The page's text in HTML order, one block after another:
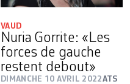
VAUD
Nuria Gorrite: «Les
forces de gauche
restent debout»
DIMANCHE 10 AVRIL 2022ATS